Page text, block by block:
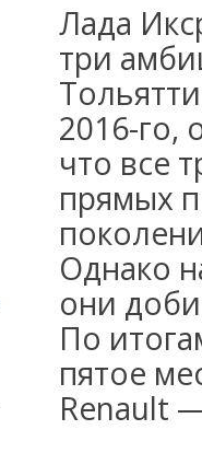
Лада
три
2016-го,
что все
прямых
Однако
они
По
пятое
Renault